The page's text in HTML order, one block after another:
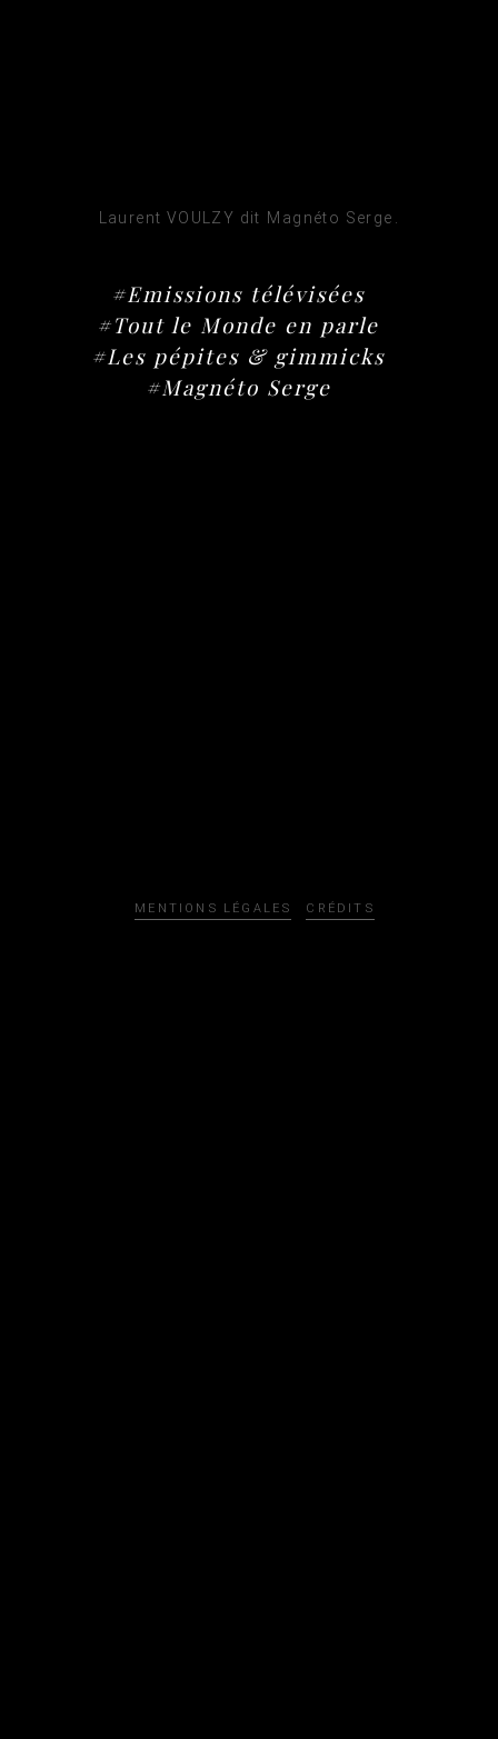
Laurent VOULZY dit Magnéto Serge.
#Emissions télévisées
#Tout le Monde en parle
#Les pépites & gimmicks
#Magnéto Serge
MENTIONS LÉGALES CRÉDITS